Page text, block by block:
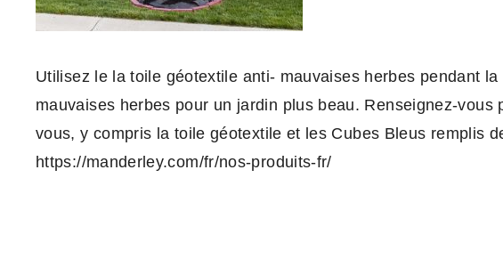
Utilisez le la toile géotextile anti- mauvaises herbes pendant
mauvaises herbes pour un jardin plus beau. Renseignez-
vous, y compris la toile géotextile et les Cubes Bleus remplis
https://manderley.com/fr/nos-produits-fr/